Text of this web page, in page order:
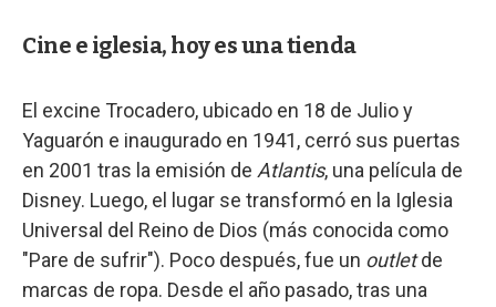
Cine e iglesia, hoy es una tienda
El excine Trocadero, ubicado en 18 de Julio y
Yaguarón e inaugurado en 1941, cerró sus puertas
en 2001 tras la emisión de Atlantis, una película de
Disney. Luego, el lugar se transformó en la Iglesia
Universal del Reino de Dios (más conocida como
"Pare de sufrir"). Poco después, fue un outletde
marcas de ropa. Desde el año pasado, tras una